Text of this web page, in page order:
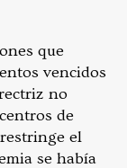
que
vencidos
no
de
el
se había